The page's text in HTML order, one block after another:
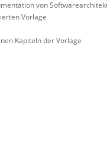
von
Vorlage
Kapiteln der Vorlage